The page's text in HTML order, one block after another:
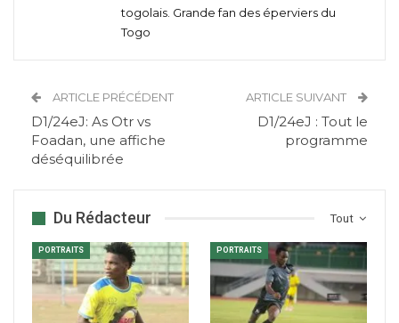
togolais. Grande fan des éperviers du
Togo
ARTICLE PRÉCÉDENT
D1/24eJ: As Otr vs
Foadan, une affiche
déséquilibrée
ARTICLE SUIVANT
D1/24eJ : Tout le
programme
Tout
Du Rédacteur
PORTRAITS PORTRAITS